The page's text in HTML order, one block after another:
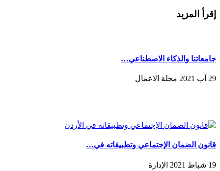
إقرأ المزيد
جامعاتنا والذكاء الاصطناعي…
29 آب 2021 مجلة الاعمال
قانون الضمان الإجتماعي وتطبيقاته في…
19 شباط 2021 الإدارة